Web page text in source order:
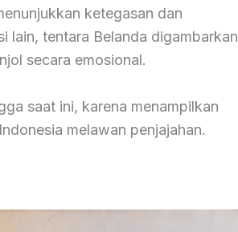
ketegasan dan
lain, tentara Belanda digambarkan
secara emosional.
saat ini, karena menampilkan
melawan penjajahan.